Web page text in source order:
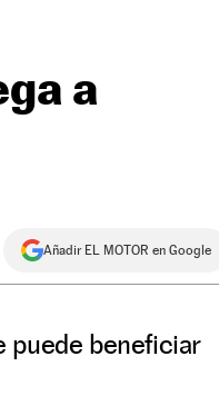
a
Añadir EL MOTOR en Google
puede beneficiar